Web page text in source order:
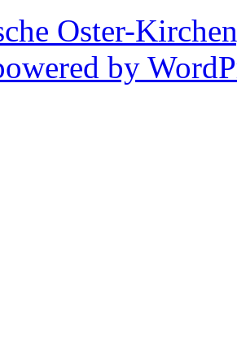
Oster-
by